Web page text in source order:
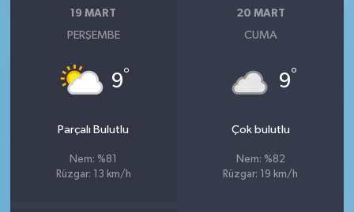
19 MART
PERŞEMBE
9°
Parçalı Bulutlu
Nem: %81
Rüzgar: 13 km/h
20 MART
CUMA
9°
Çok bulutlu
Nem: %82
Rüzgar: 19 km/h